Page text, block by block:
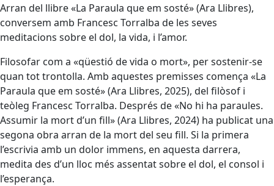
Arran del llibre «La Paraula que em sosté» (Ara Llibres),
conversem amb Francesc Torralba de les seves
meditacions sobre el dol, la vida, i l’amor.
Filosofar com a «qüestió de vida o mort», per sostenir-se
quan tot trontolla. Amb aquestes premisses comença «La
Paraula que em sosté» (Ara Llibres, 2025), del filòsof i
teòleg Francesc Torralba. Després de «No hi ha paraules.
Assumir la mort d’un fill» (Ara Llibres, 2024) ha publicat una
segona obra arran de la mort del seu fill. Si la primera
l’escrivia amb un dolor immens, en aquesta darrera,
medita des d’un lloc més assentat sobre el dol, el consol i
l’esperança.